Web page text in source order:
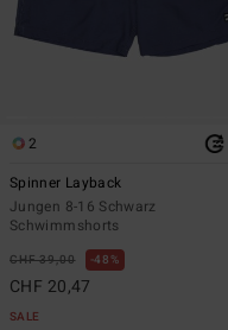
2
Spinner Layback
Jungen 8-16 Schwarz
Schwimmshorts
CHF 39,00 48%
CHF 20,47
SALE